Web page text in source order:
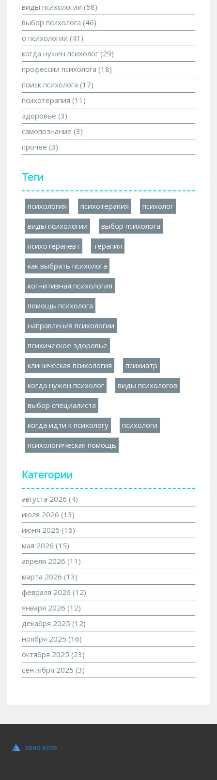
виды психологии (58)
выбор психолога (46)
о психологии (41)
когда нужен психолог (29)
профессии психолога (18)
поиск психолога (17)
психотерапия (11)
здоровье (3)
самопознание (3)
прочее (3)
Теги
психология психотерапия психолог
виды психологии выбор психолога
психотерапевт терапия
как выбрать психолога
когнитивная психология
помощь психолога
направления психологии
психическое здоровье
клиническая психология психиатр
когда нужен психолог виды психологов
выбор специалиста
когда идти к психологу психологи
психологическая помощь
Категории
августа 2026 (4)
июля 2026 (13)
июня 2026 (16)
мая 2026 (15)
апреля 2026 (11)
марта 2026 (13)
февраля 2026 (12)
января 2026 (12)
декабря 2025 (12)
ноября 2025 (16)
октября 2025 (23)
сентября 2025 (3)